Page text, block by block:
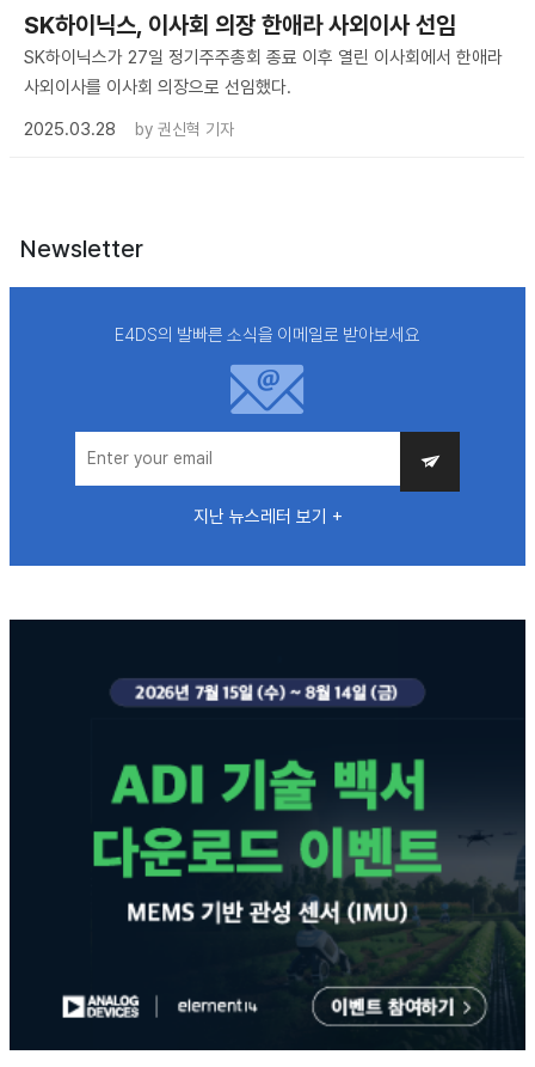
SK하이닉스, 이사회 의장 한애라 사외이사 선임
SK하이닉스가 27일 정기주주총회 종료 이후 열린 이사회에서 한애라
사외이사를 이사회 의장으로 선임했다.
2025.03.28
by 권신혁 기자
Newsletter
E4DS의 발빠른 소식을 이메일로 받아보세요
지난 뉴스레터 보기 +